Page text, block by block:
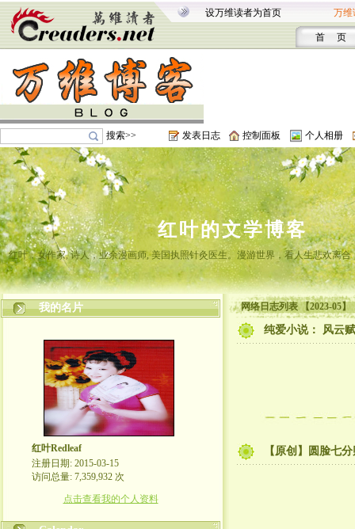
设万维读者为首页 万维
首 页
搜索>> 发表日志 控制面板 个人相册
红叶的文学博客
红叶，女作家, 诗人，业余漫画师, 美国执照针灸医生。漫游世界，看人生悲欢离
我的名片
红叶Redleaf
注册日期: 2015-03-15
访问总量: 7,359,932 次
点击查看我的个人资料
网络日志列表 【2023-05】
纯爱小说： 风云
【原创】圆脸七